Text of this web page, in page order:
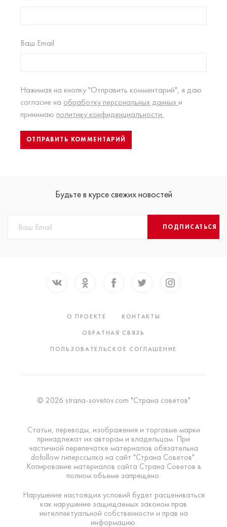
Ваш Email
Нажимая на кнопку "Отправить комментарий", я даю
согласие на обработку персональных данных и
принимаю политику конфиденциальности.
Будьте в курсе свежих новостей
ПОДПИСАТЬСЯ
О ПРОЕКТЕ
КОНТАКТЫ
ОБРАТНАЯ СВЯЗЬ
ПОЛЬЗОВАТЕЛЬСКОЕ СОГЛАШЕНИЕ
© 2026 strana-sovetov.com "Страна советов"
Статьи, переводы, изображения и торговые марки
принадлежат их авторам и владельцам. При
частичной перепечатке материалов обязательна
dofollow гиперссылка на сайт "Страна Советов".
Копирование материалов сайта Страна Советов в
полном объеме запрещено.
Нарушение настоящих условий будет расцениваться
как нарушение защищаемых законом прав
интеллектуальной собственности и прав на
информацию.